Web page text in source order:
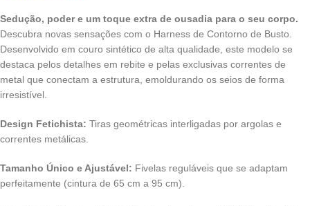
Sedução, poder e um toque extra de ousadia para o seu corpo.
Descubra novas sensações com o Harness de Contorno de Busto.
Desenvolvido em couro sintético de alta qualidade, este modelo se
destaca pelos detalhes em rebite e pelas exclusivas correntes de
metal que conectam a estrutura, emoldurando os seios de forma
irresistível.
Design Fetichista: Tiras geométricas interligadas por argolas e
correntes metálicas.
Tamanho Único e Ajustável: Fivelas reguláveis que se adaptam
perfeitamente (cintura de 65 cm a 95 cm).